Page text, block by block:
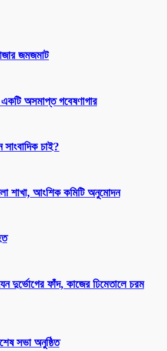
জমজমাট
অসমাপ্ত গবেষণাগার
চাই?
শাখা, আংশিক কমিটি অনুমোদন
দুর্ভোগের ফাঁদ, কাজের ঢিমেতালে চরম
সভা অনুষ্ঠিত